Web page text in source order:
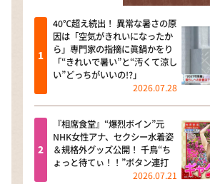
40℃超え続出！ 異常な暑さの原
因は「空気がきれいになったか
ら」専門家の指摘に眞鍋かをり
「“きれいで暑い”と“汚くて涼し
い”どっちがいいの!?」
2026.07.28
『相席食堂』“爆烈ボイン”元
NHK女性アナ、セクシー水着姿
＆規格外グッズ公開！ 千鳥“ち
ょっと待てぃ！！”ボタン連打
2026.07.21